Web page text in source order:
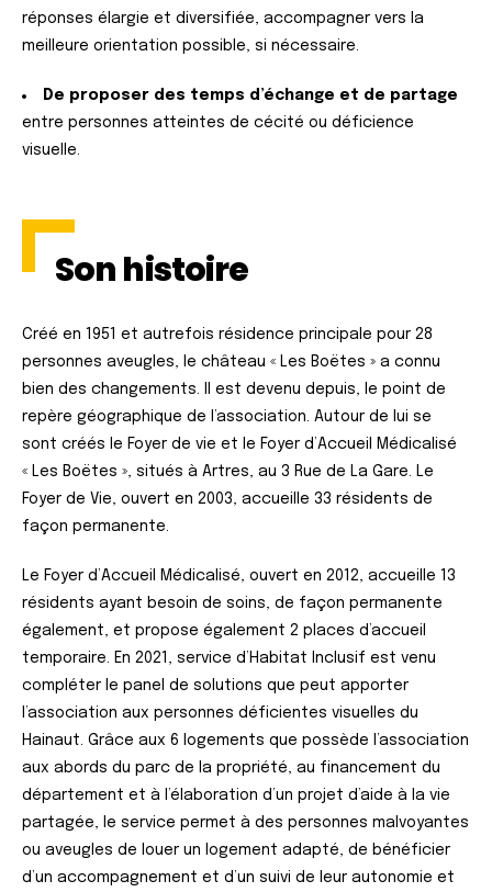
réponses élargie et diversifiée, accompagner vers la
meilleure orientation possible, si nécessaire.
De proposer des temps d’échange et de partage
entre personnes atteintes de cécité ou déficience
visuelle.
Son histoire
Créé en 1951 et autrefois résidence principale pour 28
personnes aveugles, le château « Les Boëtes » a connu
bien des changements. Il est devenu depuis, le point de
repère géographique de l’association. Autour de lui se
sont créés le Foyer de vie et le Foyer d’Accueil Médicalisé
« Les Boëtes », situés à Artres, au 3 Rue de La Gare. Le
Foyer de Vie, ouvert en 2003, accueille 33 résidents de
façon permanente.
Le Foyer d’Accueil Médicalisé, ouvert en 2012, accueille 13
résidents ayant besoin de soins, de façon permanente
également, et propose également 2 places d’accueil
temporaire. En 2021, service d’Habitat Inclusif est venu
compléter le panel de solutions que peut apporter
l’association aux personnes déficientes visuelles du
Hainaut. Grâce aux 6 logements que possède l’association
aux abords du parc de la propriété, au financement du
département et à l’élaboration d’un projet d’aide à la vie
partagée, le service permet à des personnes malvoyantes
ou aveugles de louer un logement adapté, de bénéficier
d’un accompagnement et d’un suivi de leur autonomie et